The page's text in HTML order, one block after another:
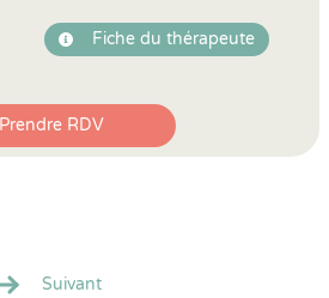
Fiche du thérapeute
Prendre RDV
Suivant